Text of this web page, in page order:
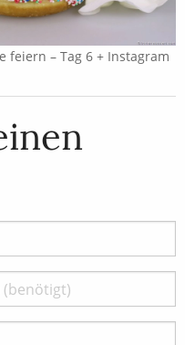
feiern – Tag 6 + Instagram